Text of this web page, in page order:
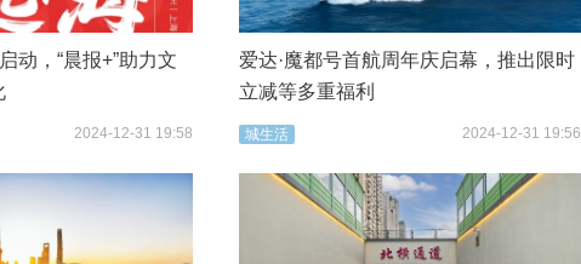
动，“晨报+”助力文
2024-12-31 19:58
爱达·魔都号首航周年庆启幕，推出限时
立减等多重福利
城生活 2024-12-31 19:56